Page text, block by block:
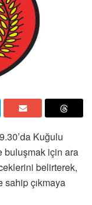
Kuğulu
buluşmak için ara
belirterek,
sahip çıkmaya